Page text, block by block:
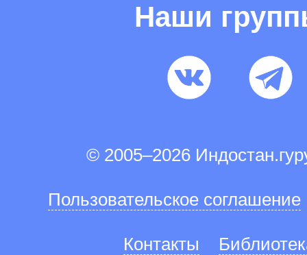
Наши
© 2005–2026
Пользовательское соглашение
Контакты